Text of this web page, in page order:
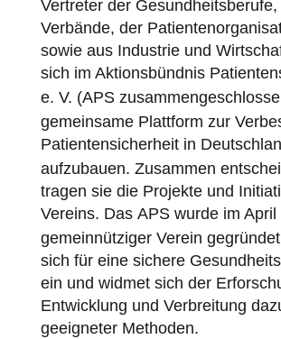
Vertreter der Gesundheitsberufe,
Verbände, der
sowie aus Industrie und
sich im Aktionsbündnis
e. V. (APS
gemeinsame Plattform zur
Patientensicherheitin
aufzubauen. Zusammen
tragen sie die Projekte und
Vereins. Das APSwurde im April
gemeinnütziger Verein
sich für eine sichere
ein und widmet sich der
Entwicklung und Verbreitung
geeigneter Methoden.